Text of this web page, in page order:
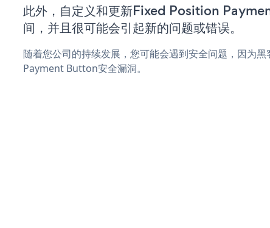
此外，自定义和更新Fixed Position
间，并且很可能会引起新的问题或错误。
随着您公司的持续发展，您可能会遇到安全问题，因为
Payment Button安全漏洞。